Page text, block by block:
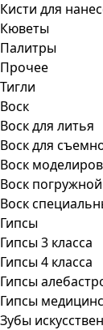
Кисти для
Кюветы
Палитры
Прочее
Тигли
Воск
Воск для литья
Воск для
Воск
Воск погружной
Воск
Гипсы
Гипсы 3 класса
Гипсы 4 класса
Гипсы
Гипсы
Зубы